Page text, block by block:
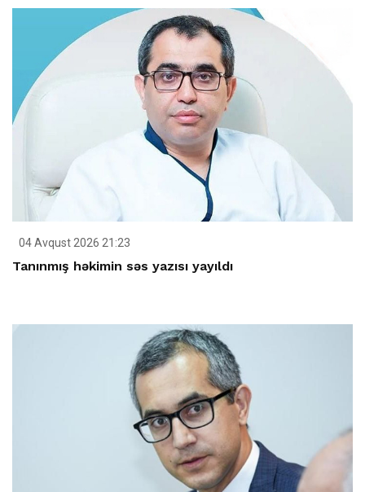
04 Avqust 2026 21:23
Tanınmış həkimin səs yazısı yayıldı